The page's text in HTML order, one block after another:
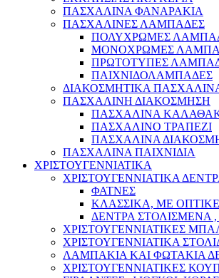
ΠΑΣΧΑΛΙΝΑ ΦΑΝΑΡΑΚΙΑ
ΠΑΣΧΑΛΙΝΕΣ ΛΑΜΠΑΔΕΣ
ΠΟΛΥΧΡΩΜΕΣ
ΜΟΝΟΧΡΩΜΕΣ
ΠΡΩΤΟΤΥΠΕΣ
ΠΑΙΧΝΙΔΟΛΑΜΠΑΔΕΣ
ΔΙΑΚΟΣΜΗΤΙΚΑ
ΠΑΣΧΑΛΙΝΗ ΔΙΑΚΟΣΜΗΣΗ
ΠΑΣΧΑΛΙΝΑ
ΠΑΣΧΑΛΙΝΟ ΤΡΑΠΕΖΙ
ΠΑΣΧΑΛΙΝΑ
ΠΑΣΧΑΛΙΝΑ ΠΑΙΧΝΙΔΙΑ
ΧΡΙΣΤΟΥΓΕΝΝΙΑΤΙΚΑ
ΧΡΙΣΤΟΥΓΕΝΝΙΑΤΙΚΑ
ΦΑΤΝΕΣ
ΚΛΑΣΣΙΚΑ, ΜΕ
ΔΕΝΤΡΑ ΣΤΟΛΙΣΜΕΝΑ
ΧΡΙΣΤΟΥΓΕΝΝΙΑΤΙΚΕΣ
ΧΡΙΣΤΟΥΓΕΝΝΙΑΤΙΚΑ
ΛΑΜΠΑΚΙΑ ΚΑΙ ΦΩΤΑΚΙΑ
ΧΡΙΣΤΟΥΓΕΝΝΙΑΤΙΚΕΣ